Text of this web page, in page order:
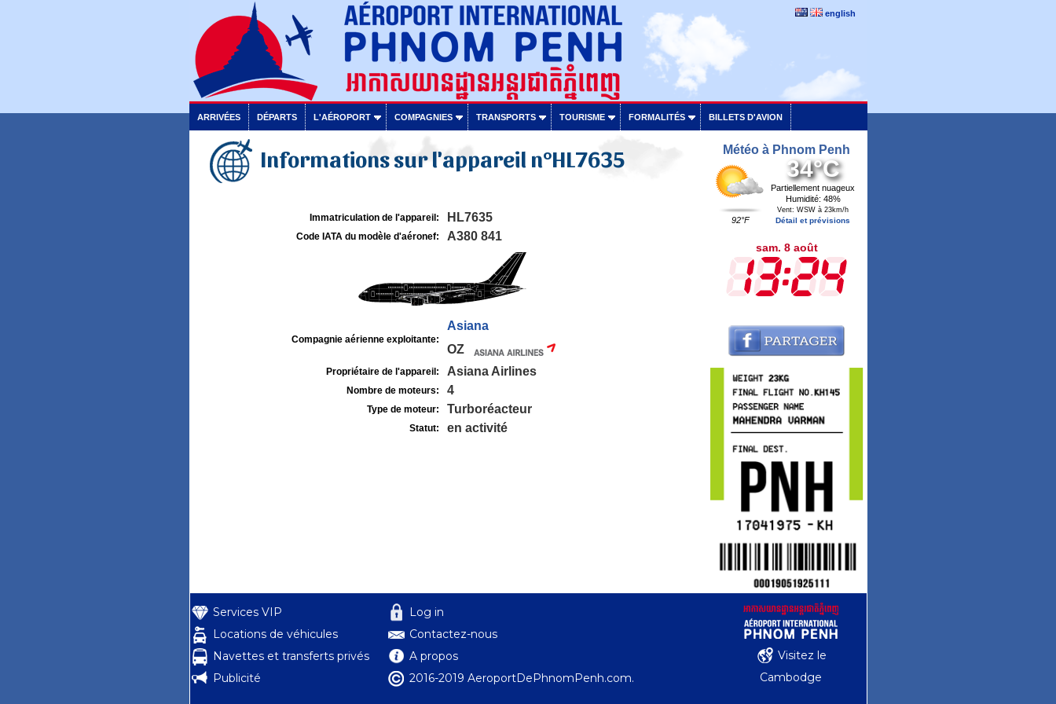
english
ARRIVÉES DÉPARTS L'AÉROPORT COMPAGNIES TRANSPORTS TOURISME FORMALITÉS BILLETS D'AVION
Informations sur l'appareil n°HL7635
Immatriculation de l'appareil: HL7635
Code IATA du modèle d'aéronef: A380 841
Compagnie aérienne exploitante:
Asiana
OZ
Propriétaire de l'appareil: Asiana Airlines
Nombre de moteurs: 4
Type de moteur: Turboréacteur
Statut: en activité
Météo à Phnom Penh
92°F
34°C
Partiellement nuageux
Humidité: 48%
Vent: WSW à 23km/h
Détail et prévisions
sam. 8 août
Services VIP
Locations de véhicules
Navettes et transferts privés
Publicité
Log in
Contactez-nous
A propos
2016-2019 AeroportDePhnomPenh.com.
Visitez le
Cambodge